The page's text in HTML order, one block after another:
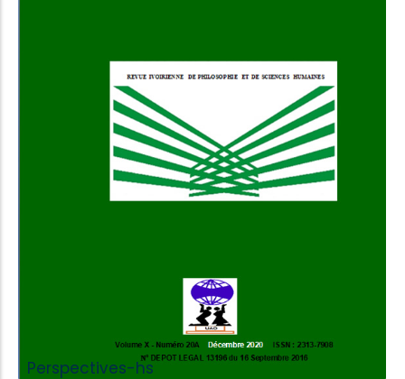
Perspectives-hs
Add to Cart